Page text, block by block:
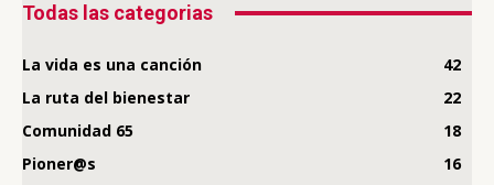
Todas las categorias
La vida es una canción
42
La ruta del bienestar
22
Comunidad 65
18
Pioner@s
16